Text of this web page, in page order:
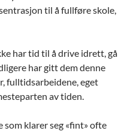
til å fullføre skole,
har tid til å drive idrett, gå
har gitt dem denne
fulltidsarbeidene, eget
av tiden.
klarer seg «fint» ofte